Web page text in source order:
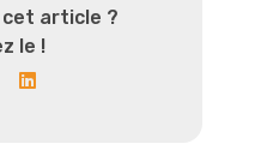
cet article ?
le !